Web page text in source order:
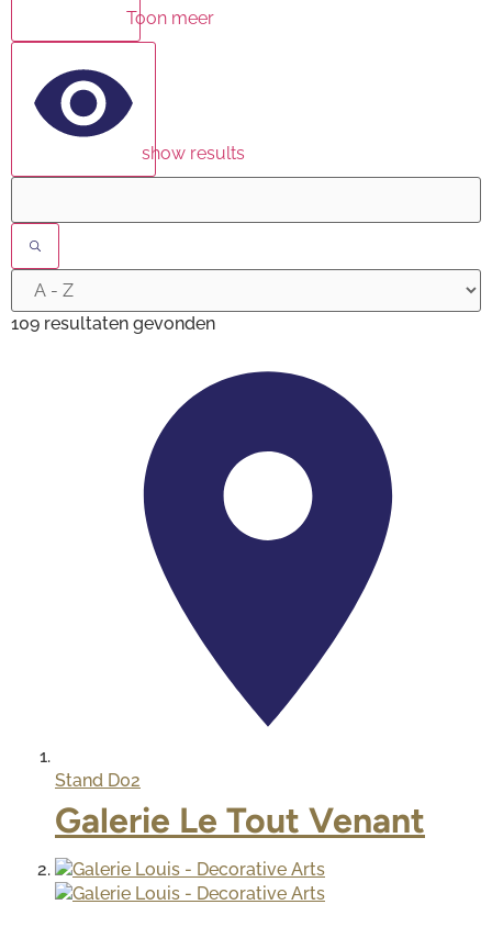
Toon meer
show results
109 resultaten gevonden
Stand D02
Galerie Le Tout Venant